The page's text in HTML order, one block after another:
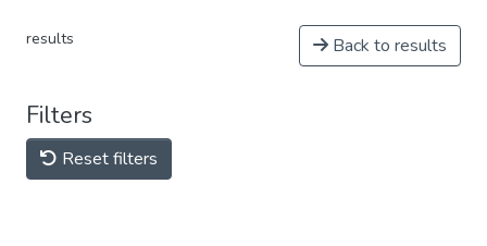
results Back to results
Filters
Reset filters